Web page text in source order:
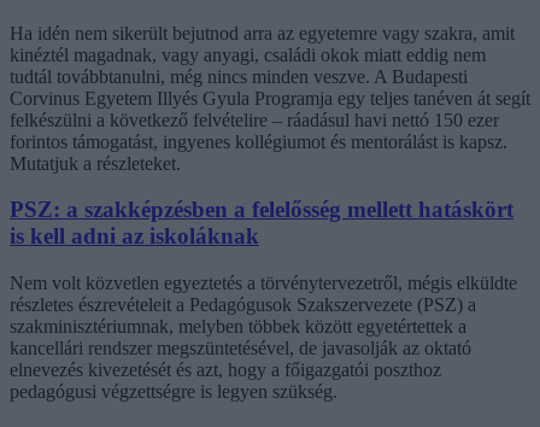
Ha idén nem sikerült bejutnod arra az egyetemre vagy szakra, amit
kinéztél magadnak, vagy anyagi, családi okok miatt eddig nem
tudtál továbbtanulni, még nincs minden veszve. A Budapesti
Corvinus Egyetem Illyés Gyula Programja egy teljes tanéven át segít
felkészülni a következő felvételire – ráadásul havi nettó 150 ezer
forintos támogatást, ingyenes kollégiumot és mentorálást is kapsz.
Mutatjuk a részleteket.
PSZ: a szakképzésben a felelősség mellett hatáskört
is kell adni az iskoláknak
Nem volt közvetlen egyeztetés a törvénytervezetről, mégis elküldte
részletes észrevételeit a Pedagógusok Szakszervezete (PSZ) a
szakminisztériumnak, melyben többek között egyetértettek a
kancellári rendszer megszüntetésével, de javasolják az oktató
elnevezés kivezetését és azt, hogy a főigazgatói poszthoz
pedagógusi végzettségre is legyen szükség.